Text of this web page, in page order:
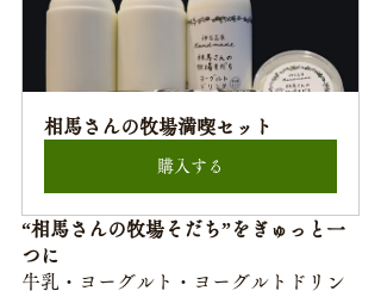
相馬さんの牧場満喫セット
購入する
“相馬さんの牧場そだち”をぎゅっと一
つに
牛乳・ヨーグルト・ヨーグルトドリン